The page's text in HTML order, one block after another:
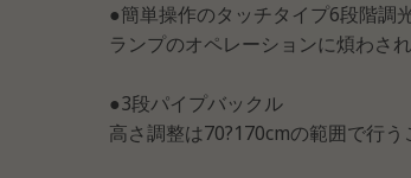
●簡単操作のタッチタイプ6段階調
ランプのオペレーションに煩わさ
●3段パイプバックル
高さ調整は70?170cmの範囲で行